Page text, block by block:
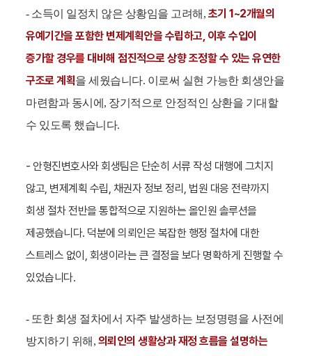
- 소득이 일정치 않은 상황임을 고려해, 초기 1~2개월의
유예기간을 포함한 변제계획안을 수립하고, 이후 수입이
증가할 경우를 대비해 점진적으로 상향 조정할 수 있는 유연한
구조로 계획을 세웠습니다. 이로써 실현 가능한 회생안을
마련함과 동시에, 장기적으로 안정적인 상환을 기대할
수 있도록 했습니다.
- 안형진변호사와 회생팀은 단순히 서류 작성 대행에 그치지
않고, 변제계획 수립, 채권자 정보 정리, 법원 대응 전략까지
회생 절차 전반을 통합적으로 지원하는 올인원 솔루션을
제공했습니다. 덕분에 의뢰인은 복잡한 행정 절차에 대한
스트레스 없이, 회생이라는 큰 결정을 보다 명확하게 진행할 수
있었습니다.
- 또한 회생 절차에서 자주 발생하는 보정명령을 사전에
방지하기 위해, 의뢰인의 생활상과 재정 흐름을 설명하는